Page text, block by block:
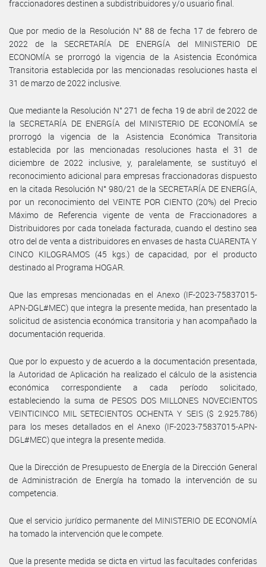
fraccionadores destinen a subdistribuidores y/o usuario final.
Que por medio de la Resolución N° 88 de fecha 17 de febrero de
2022 de la SECRETARÍA DE ENERGÍA del MINISTERIO DE
ECONOMÍA se prorrogó la vigencia de la Asistencia Económica
Transitoria establecida por las mencionadas resoluciones hasta el
31 de marzo de 2022 inclusive.
Que mediante la Resolución N° 271 de fecha 19 de abril de 2022 de
la SECRETARÍA DE ENERGÍA del MINISTERIO DE ECONOMÍA se
prorrogó la vigencia de la Asistencia Económica Transitoria
establecida por las mencionadas resoluciones hasta el 31 de
diciembre de 2022 inclusive, y, paralelamente, se sustituyó el
reconocimiento adicional para empresas fraccionadoras dispuesto
en la citada Resolución N° 980/21 de la SECRETARÍA DE ENERGÍA,
por un reconocimiento del VEINTE POR CIENTO (20%) del Precio
Máximo de Referencia vigente de venta de Fraccionadores a
Distribuidores por cada tonelada facturada, cuando el destino sea
otro del de venta a distribuidores en envases de hasta CUARENTA Y
CINCO KILOGRAMOS (45 kgs.) de capacidad, por el producto
destinado al Programa HOGAR.
Que las empresas mencionadas en el Anexo (IF-2023-75837015-
APN-DGL#MEC) que integra la presente medida, han presentado la
solicitud de asistencia económica transitoria y han acompañado la
documentación requerida.
Que por lo expuesto y de acuerdo a la documentación presentada,
la Autoridad de Aplicación ha realizado el cálculo de la asistencia
económica correspondiente a cada período solicitado,
estableciendo la suma de PESOS DOS MILLONES NOVECIENTOS
VEINTICINCO MIL SETECIENTOS OCHENTA Y SEIS ($ 2.925.786)
para los meses detallados en el Anexo (IF-2023-75837015-APN-
DGL#MEC) que integra la presente medida.
Que la Dirección de Presupuesto de Energía de la Dirección General
de Administración de Energía ha tomado la intervención de su
competencia.
Que el servicio jurídico permanente del MINISTERIO DE ECONOMÍA
ha tomado la intervención que le compete.
Que la presente medida se dicta en virtud las facultades conferidas